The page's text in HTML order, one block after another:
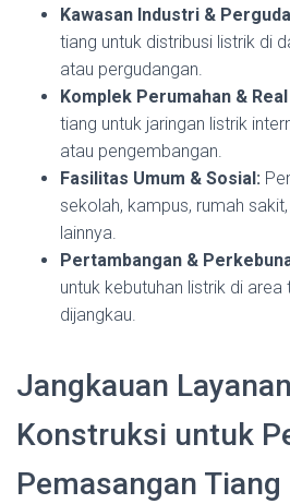
Kawasan Industri &
tiang untuk distribusi listrik di
atau pergudangan.
Komplek Perumahan &
tiang untuk jaringan listrik
atau pengembangan.
Fasilitas Umum & Sosial:
sekolah, kampus, rumah
lainnya.
Pertambangan &
untuk kebutuhan listrik di
dijangkau.
Jangkauan
Konstruksi untuk
Pemasangan